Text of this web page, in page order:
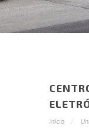
Início